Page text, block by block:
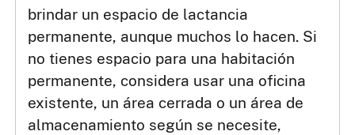
brindar un espacio de lactancia
permanente, aunque muchos lo hacen. Si
no tienes espacio para una habitación
permanente, considera usar una oficina
existente, un área cerrada o un área de
almacenamiento según se necesite,